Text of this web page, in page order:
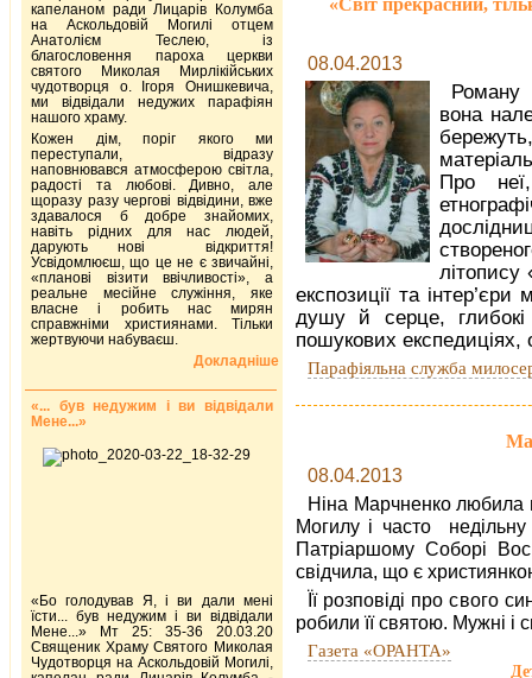
08.04.2013
Роману
вона
Про
літопису
експозиції та
душу й серце, глибокі
пошукових експедиціях,
Парафіяльна служба
08.04.2013
Ніна Марчненко любила
Могилу і часто
Патріаршому Соборі
свідчила, що є
Її розповіді про свого
робили її святою. Мужні і
Газета «ОРАНТА»
капеланом ради Лицарів Колумба
на Аскольдовій Могилі отцем
Анатолієм Теслею, із
благословення пароха церкви
святого Миколая Мирлікійських
чудотворця о. Ігоря Онишкевича,
ми відвідали недужих парафіян
нашого храму.
Кожен дім, поріг якого ми
переступали, відразу
наповнювався атмосферою світла,
радості та любові. Дивно, але
щоразу разу чергові відвідини, вже
здавалося б добре знайомих,
навіть рідних для нас людей,
дарують нові відкриття!
Усвідомлюєш, що це не є звичайні,
«планові візити ввічливості», а
реальне месійне служіння, яке
власне і робить нас мирян
справжніми християнами. Тільки
жертвуючи набуваєш.
Докладніше
«... був недужим і ви відвідали
Мене...»
«Бо голодував Я, і ви дали мені
їсти... був недужим і ви відвідали
Мене...» Мт 25: 35-36 20.03.20
Священик Храму Святого Миколая
Чудотворця на Аскольдовій Могилі,